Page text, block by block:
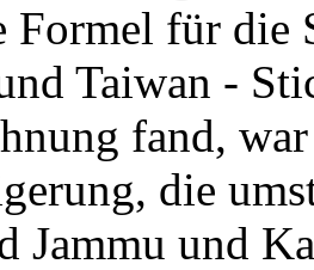
Formel für die
Taiwan -
fand,
die
Jammu und